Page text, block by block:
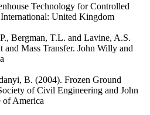
Technology for Controlled
United Kingdom
Bergman, T.L. and Lavine, A.S.
and Mass Transfer. John Willy and
B. (2004). Frozen Ground
of Civil Engineering and John
of America